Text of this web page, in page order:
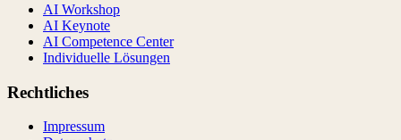
AI Workshop
AI Keynote
AI Competence Center
Individuelle Lösungen
Rechtliches
Impressum